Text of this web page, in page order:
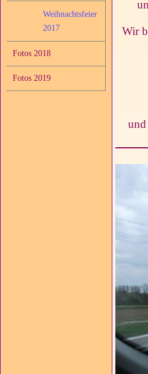
Weihnachtsfeier
2017
Fotos 2018
Fotos 2019
Wir